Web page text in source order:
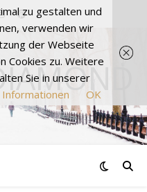
zu gestalten und
verwenden wir
der Webseite
Cookies zu. Weitere
Sie in unserer
OK